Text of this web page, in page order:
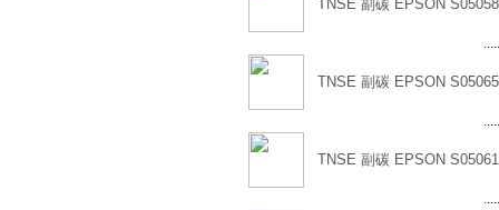
TNSE 副碳 EPSON
TNSE 副碳 EPSON
TNSE 副碳 EPSON